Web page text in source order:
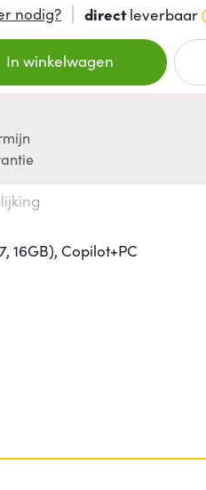
nodig? directleverbaar
In winkelwagen
16GB), Copilot+PC